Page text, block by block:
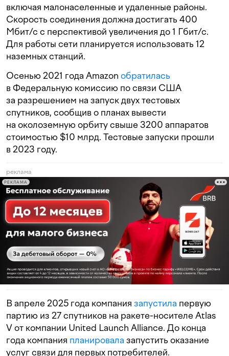
включая малонаселенные и удаленные районы.
Скорость соединения должна достигать 400
Мбит/с с перспективой увеличения до 1 Гбит/с.
Для работы сети планируется использовать 12
наземных станций.
Осенью 2021 года Amazon обратилась
в Федеральную комиссию по связи США
за разрешением на запуск двух тестовых
спутников, сообщив о планах вывести
на околоземную орбиту свыше 3200 аппаратов
стоимостью $10 млрд. Тестовые запуски прошли
в 2023 году.
реклама
РЕКЛАМА
В апреле 2025 года компания запустила первую
партию из 27 спутников на ракете-носителе Atlas
V от компании United Launch Alliance. До конца
года компания планировала запустить оказание
услуг связи для первых потребителей.